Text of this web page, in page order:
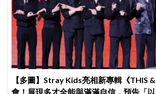
【多圖】Stray Kids亮相新專輯《THIS
會！展現多才全能與滿滿自信，預告「